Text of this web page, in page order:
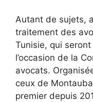
Autant de sujets,
traitement des
Tunisie, qui
l’occasion de la
avocats.
ceux de
premier depuis